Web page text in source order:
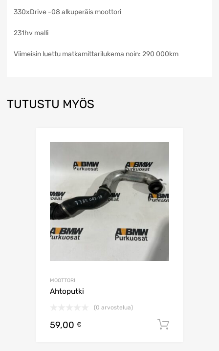
330xDrive -08 alkuperäis moottori
231hv malli
Viimeisin luettu matkamittarilukema noin: 290 000km
TUTUSTU MYÖS
MOOTTORI
Ahtoputki
(0 arvostelua)
59,00 €